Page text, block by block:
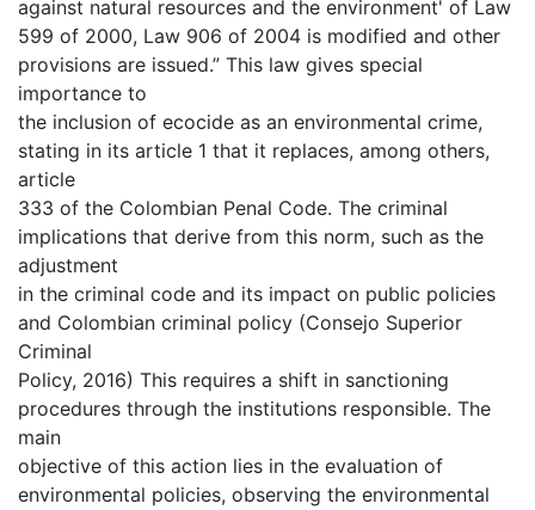
against natural resources and the environment' of Law
599 of 2000, Law 906 of 2004 is modified and other
provisions are issued.” This law gives special
importance to
the inclusion of ecocide as an environmental crime,
stating in its article 1 that it replaces, among others,
article
333 of the Colombian Penal Code. The criminal
implications that derive from this norm, such as the
adjustment
in the criminal code and its impact on public policies
and Colombian criminal policy (Consejo Superior
Criminal
Policy, 2016) This requires a shift in sanctioning
procedures through the institutions responsible. The
main
objective of this action lies in the evaluation of
environmental policies, observing the environmental